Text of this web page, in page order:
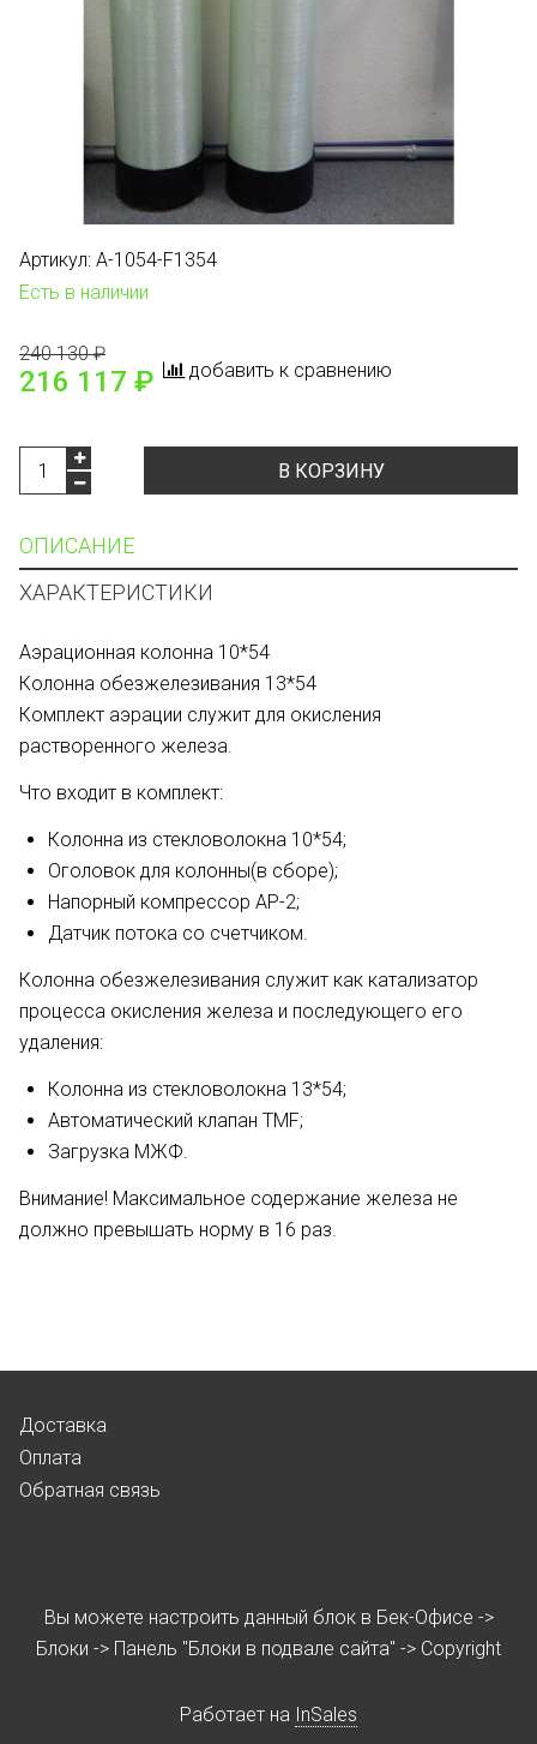
Артикул: A-1054-F1354
Есть в наличии
240 130 ₽
216 117 ₽ добавить к сравнению
В КОРЗИНУ
ОПИСАНИЕ
ХАРАКТЕРИСТИКИ
Аэрационная колонна 10*54
Колонна обезжелезивания 13*54
Комплект аэрации служит для окисления
растворенного железа.
Что входит в комплект:
Колонна из стекловолокна 10*54;
Оголовок для колонны(в сборе);
Напорный компрессор AP-2;
Датчик потока со счетчиком.
Колонна обезжелезивания служит как катализатор
процесса окисления железа и последующего его
удаления:
Колонна из стекловолокна 13*54;
Автоматический клапан TMF;
Загрузка МЖФ.
Внимание! Максимальное содержание железа не
должно превышать норму в 16 раз.
Доставка
Оплата
Обратная связь
Вы можете настроить данный блок в Бек-Офисе ->
Блоки -> Панель "Блоки в подвале сайта" -> Copyright
Работает на InSales